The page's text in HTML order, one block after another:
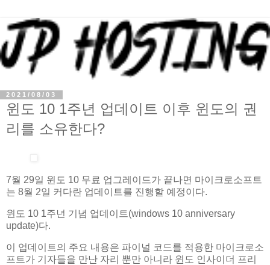
2021/08/03
윈도 10 1주년 업데이트 이후 윈도의 권
리를 소유한다?
7월 29일 윈도 10 무료 업그레이드가 끝나면 마이크로소프트
는 8월 2일 커다란 업데이트를 진행할 예정이다.
윈도 10 1주년 기념 업데이트(windows 10 anniversary
update)다.
이 업데이트의 주요 내용은 파이널 코드를 적용한 마이크로소
프트가 기자들을 만난 자리 뿐만 아니라 윈도 인사이더 프리